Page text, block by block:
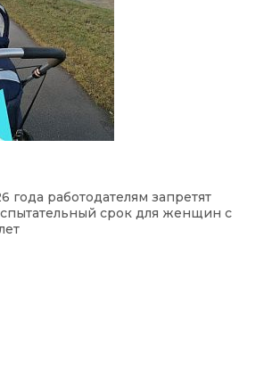
года работодателям запретят
срок для женщин с